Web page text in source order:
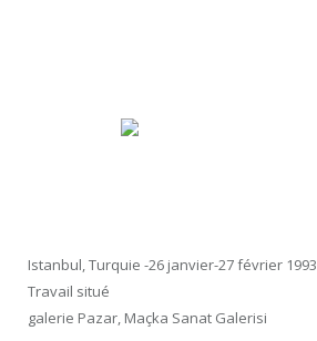
Istanbul, Turquie -26 janvier-27 février 1993
Travail situé
galerie Pazar, Maçka Sanat Galerisi